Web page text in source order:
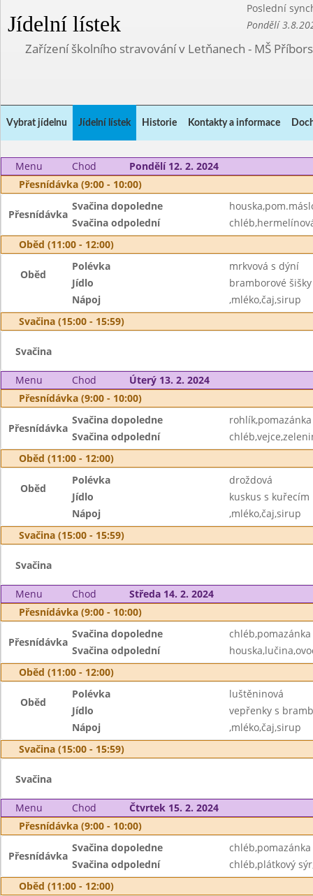
Jídelní lístek
Poslední
Pondělí
Zařízení školního stravování v Letňanech - MŠ
Vybrat jídelnu Jídelní lístek Historie Kontakty a informace
Menu Chod
Pondělí 12. 2. 2024
Přesnídávka (9:00 - 10:00)
Přesnídávka
Svačina dopoledne
Svačina odpolední
Oběd (11:00 - 12:00)
Oběd
Polévka
mrkvová s dýní
Jídlo
bramborové
Nápoj
,mléko,čaj,sirup
Svačina (15:00 - 15:59)
Svačina
Menu Chod
Úterý 13. 2. 2024
Přesnídávka (9:00 - 10:00)
Přesnídávka
Svačina dopoledne
Svačina odpolední
Oběd (11:00 - 12:00)
Oběd
Polévka
droždová
Jídlo
kuskus s
Nápoj
,mléko,čaj,sirup
Svačina (15:00 - 15:59)
Svačina
Menu Chod
Středa 14. 2. 2024
Přesnídávka (9:00 - 10:00)
Přesnídávka
Svačina dopoledne
Svačina odpolední
Oběd (11:00 - 12:00)
Oběd
Polévka
luštěninová
Jídlo
vepřenky s
Nápoj
,mléko,čaj,sirup
Svačina (15:00 - 15:59)
Svačina
Menu Chod
Čtvrtek 15. 2. 2024
Přesnídávka (9:00 - 10:00)
Přesnídávka
Svačina dopoledne
Svačina odpolední
chléb,plátkový
Oběd (11:00 - 12:00)